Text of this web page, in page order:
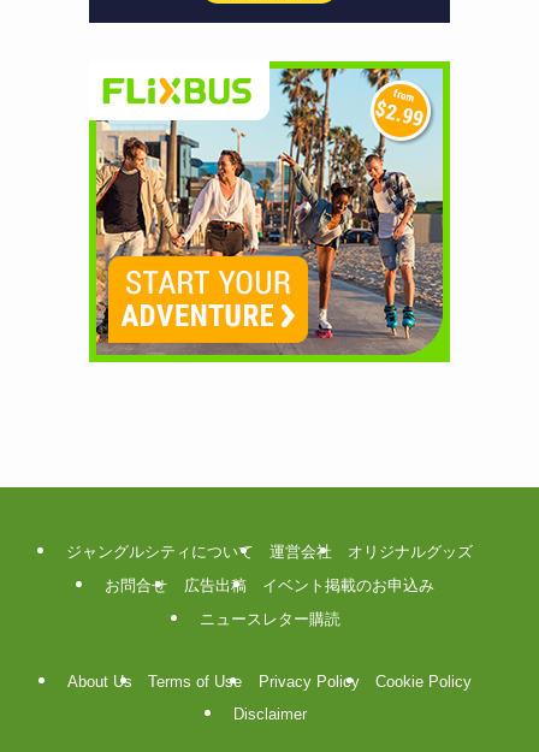
ジャングルシティについて 運営会社
オリジナルグッズ
お問合せ
広告出稿
イベント掲載のお申込み
ニュースレター購読
About Us Terms of Use Privacy Policy
Cookie Policy
Disclaimer